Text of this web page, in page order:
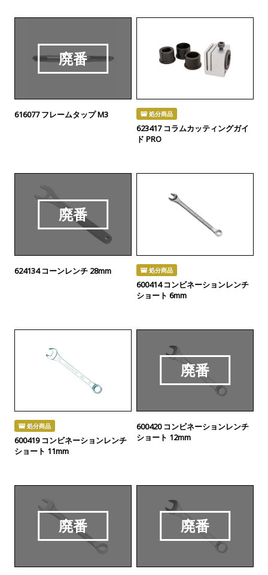
廃番
616077 フレームタップ M3 処分商品
623417 コラムカッティングガイ
ド PRO
廃番
624134 コーンレンチ 28mm 処分商品
600414 コンビネーションレンチ
ショート 6mm
処分商品
600419 コンビネーションレンチ
ショート 11mm
廃番
600420 コンビネーションレンチ
ショート 12mm
廃番 廃番